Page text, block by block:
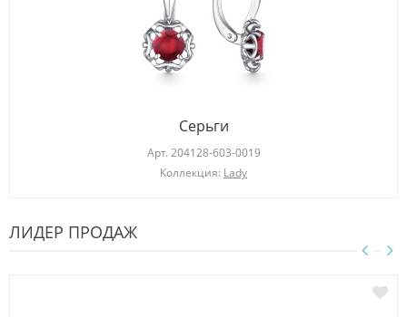
Серьги
Арт. 204128-603-0019
Коллекция: Lady
ЛИДЕР ПРОДАЖ